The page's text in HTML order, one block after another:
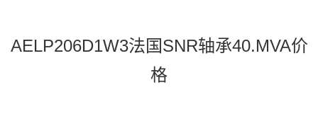
AELP206D1W3法国SNR轴承40.MVA价
格